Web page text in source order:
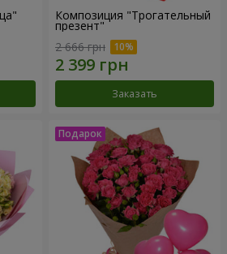
Композиция "Трогательный
презент"
2 666 грн
Заказать